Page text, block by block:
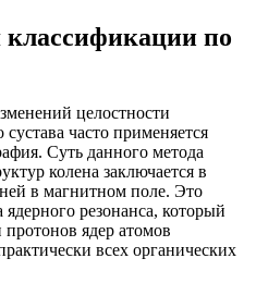
по
целостности
часто применяется
Суть данного метода
колена заключается в
в магнитном поле. Это
резонанса, который
ядер атомов
всех органических